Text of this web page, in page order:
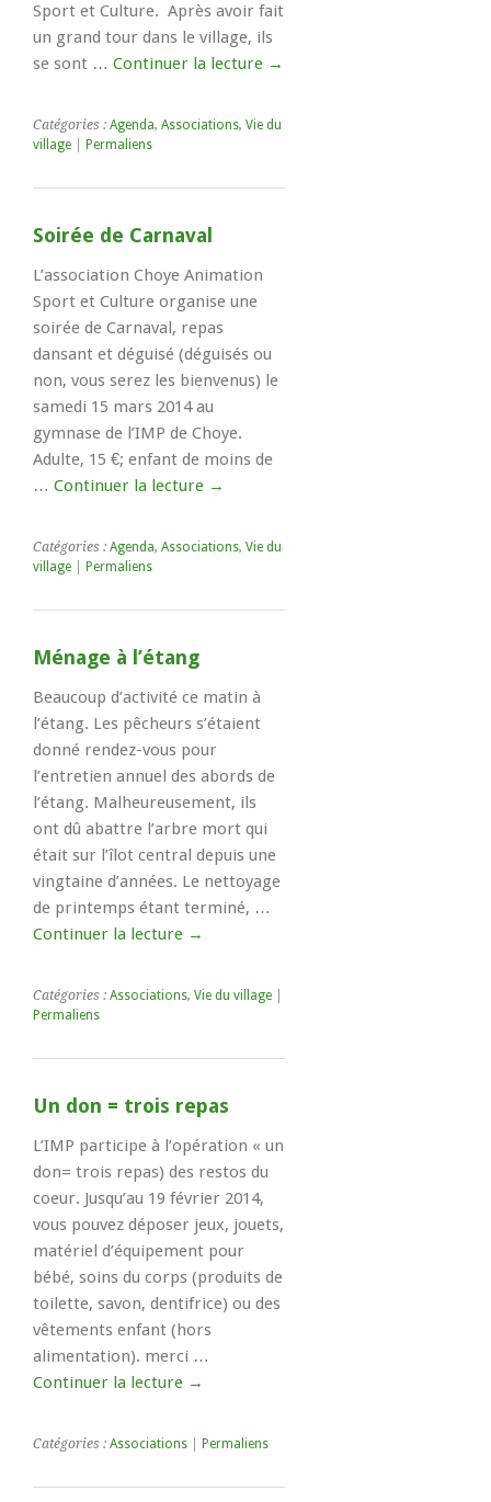
Sport et Culture. Après avoir fait
un grand tour dans le village, ils
se sont … Continuer la lecture →
Catégories : Agenda, Associations, Vie du
village
Permaliens
Soirée de Carnaval
L’association Choye Animation
Sport et Culture organise une
soirée de Carnaval, repas
dansant et déguisé (déguisés ou
non, vous serez les bienvenus) le
samedi 15 mars 2014 au
gymnase de l’IMP de Choye.
Adulte, 15 €; enfant de moins de
… Continuer la lecture →
Catégories : Agenda, Associations, Vie du
village
Permaliens
Ménage à l’étang
Beaucoup d’activité ce matin à
l’étang. Les pêcheurs s’étaient
donné rendez-vous pour
l’entretien annuel des abords de
l’étang. Malheureusement, ils
ont dû abattre l’arbre mort qui
était sur l’îlot central depuis une
vingtaine d’années. Le nettoyage
de printemps étant terminé, …
Continuer la lecture →
Catégories : Associations, Vie du village
Permaliens
Un don = trois repas
L’IMP participe à l’opération « un
don= trois repas) des restos du
coeur. Jusqu’au 19 février 2014,
vous pouvez déposer jeux, jouets,
matériel d’équipement pour
bébé, soins du corps (produits de
toilette, savon, dentifrice) ou des
vêtements enfant (hors
alimentation). merci …
Continuer la lecture →
Catégories : Associations Permaliens